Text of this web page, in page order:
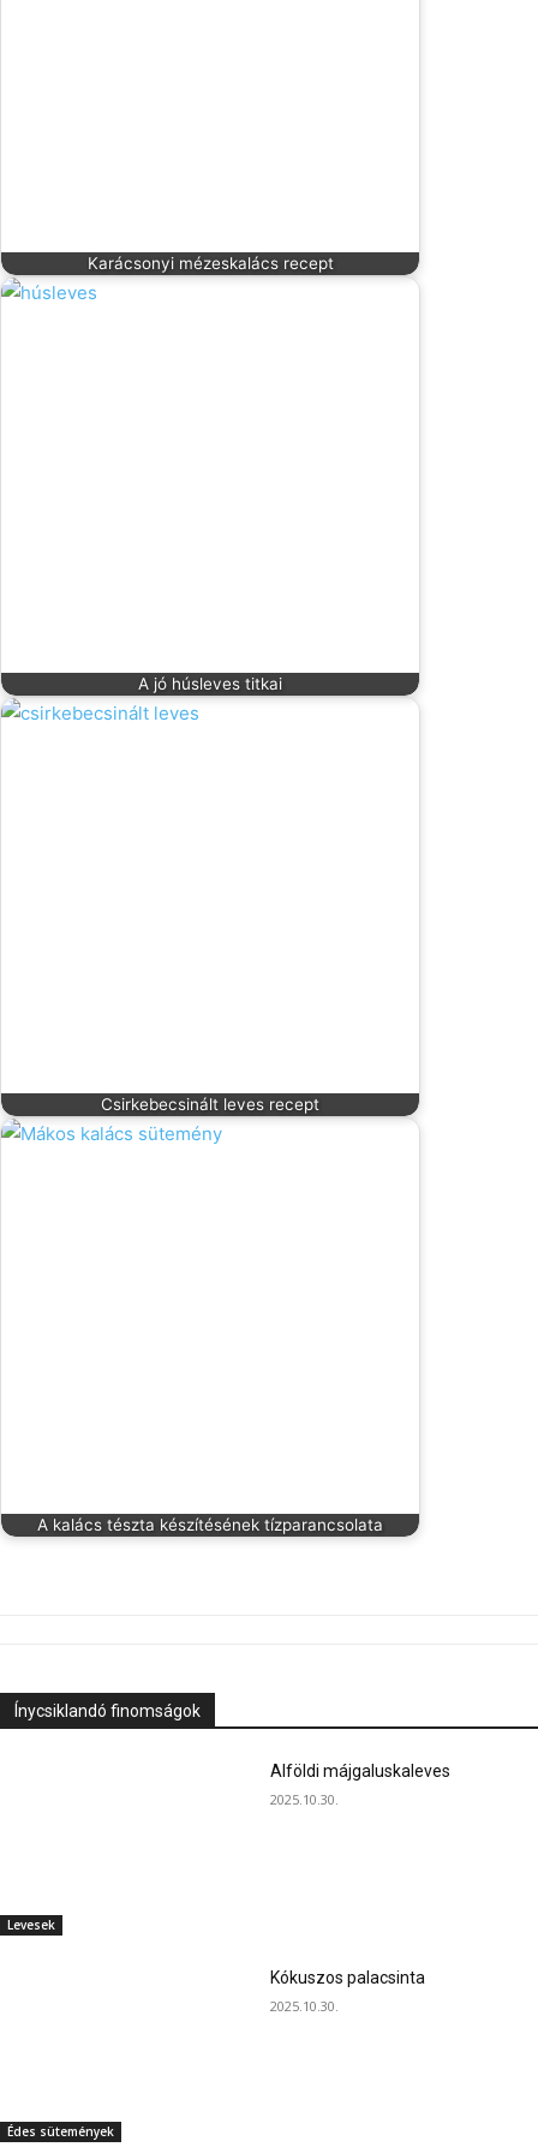
Karácsonyi mézeskalács recept
A jó húsleves titkai
Csirkebecsinált leves recept
A kalács tészta készítésének tízparancsolata
Ínycsiklandó finomságok
Levesek
Alföldi májgaluskaleves
2025.10.30.
Édes sütemények
Kókuszos palacsinta
2025.10.30.